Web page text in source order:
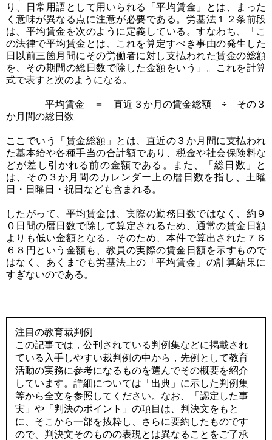
り、日常用語として用いられる「平均賃金」とは、まった
く意味が異なる点に注意が必要である。労基法１２条前段
は、平均賃金を次のように定義している。すなわち、「こ
の法律で平均賃金とは、これを算定すべき事由の発生した
日以前三箇月間にその労働者に対し支払われた賃金の総額
を、その期間の総日数で除した金額をいう」。これを計算
式で表すと次のようになる。
平均賃金 ＝ 直近３か月の賃金総額 ÷ その３
か月間の総日数
ここでいう「賃金総額」とは、直近の３か月間に支払われ
た基本給や各種手当の合計額であり、税金や社会保険料な
どが差し引かれる前の金額である。また、「総日数」と
は、その３か月間のカレンダー上の暦日数を指し、土曜
日・日曜日・祝日なども含まれる。
したがって、平均賃金は、実際の勤務日数ではなく、約９
０日間の暦日数で除して算定されるため、通常の賃金日額
よりも低い金額となる。そのため、本件で算出された７６
６８円という金額も、教員の実際の賃金日額を示すもので
はなく、あくまでも労基法上の「平均賃金」の計算結果に
すぎないのである。
注目の教育裁判例
この記事では，公刊されている判例集などに掲載され
ている入手しやすい裁判例の中から，先例として教育
活動の実務に参考になるものを選んでその概要を紹介
しています。詳細については「出典」に示した判例集
等から全文を参照してください。なお、「認定した事
実」や「判決のポイント」の項目は、判決文をもと
に、そこから一部を抜粋し、さらに要約したものです
ので、判決文そのものの表現とは異なることをご了承